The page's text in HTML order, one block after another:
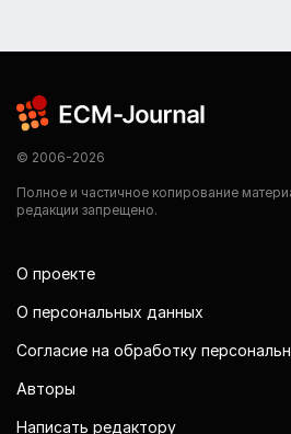
© 2006-2026
Полное и частичное копирование
редакции запрещено.
О проекте
О персональных данных
Согласие на обработку
Авторы
Написать редактору